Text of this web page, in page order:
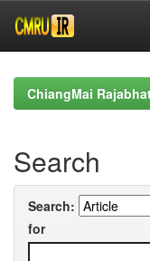
navigationChiangMai
Search
Search:
for